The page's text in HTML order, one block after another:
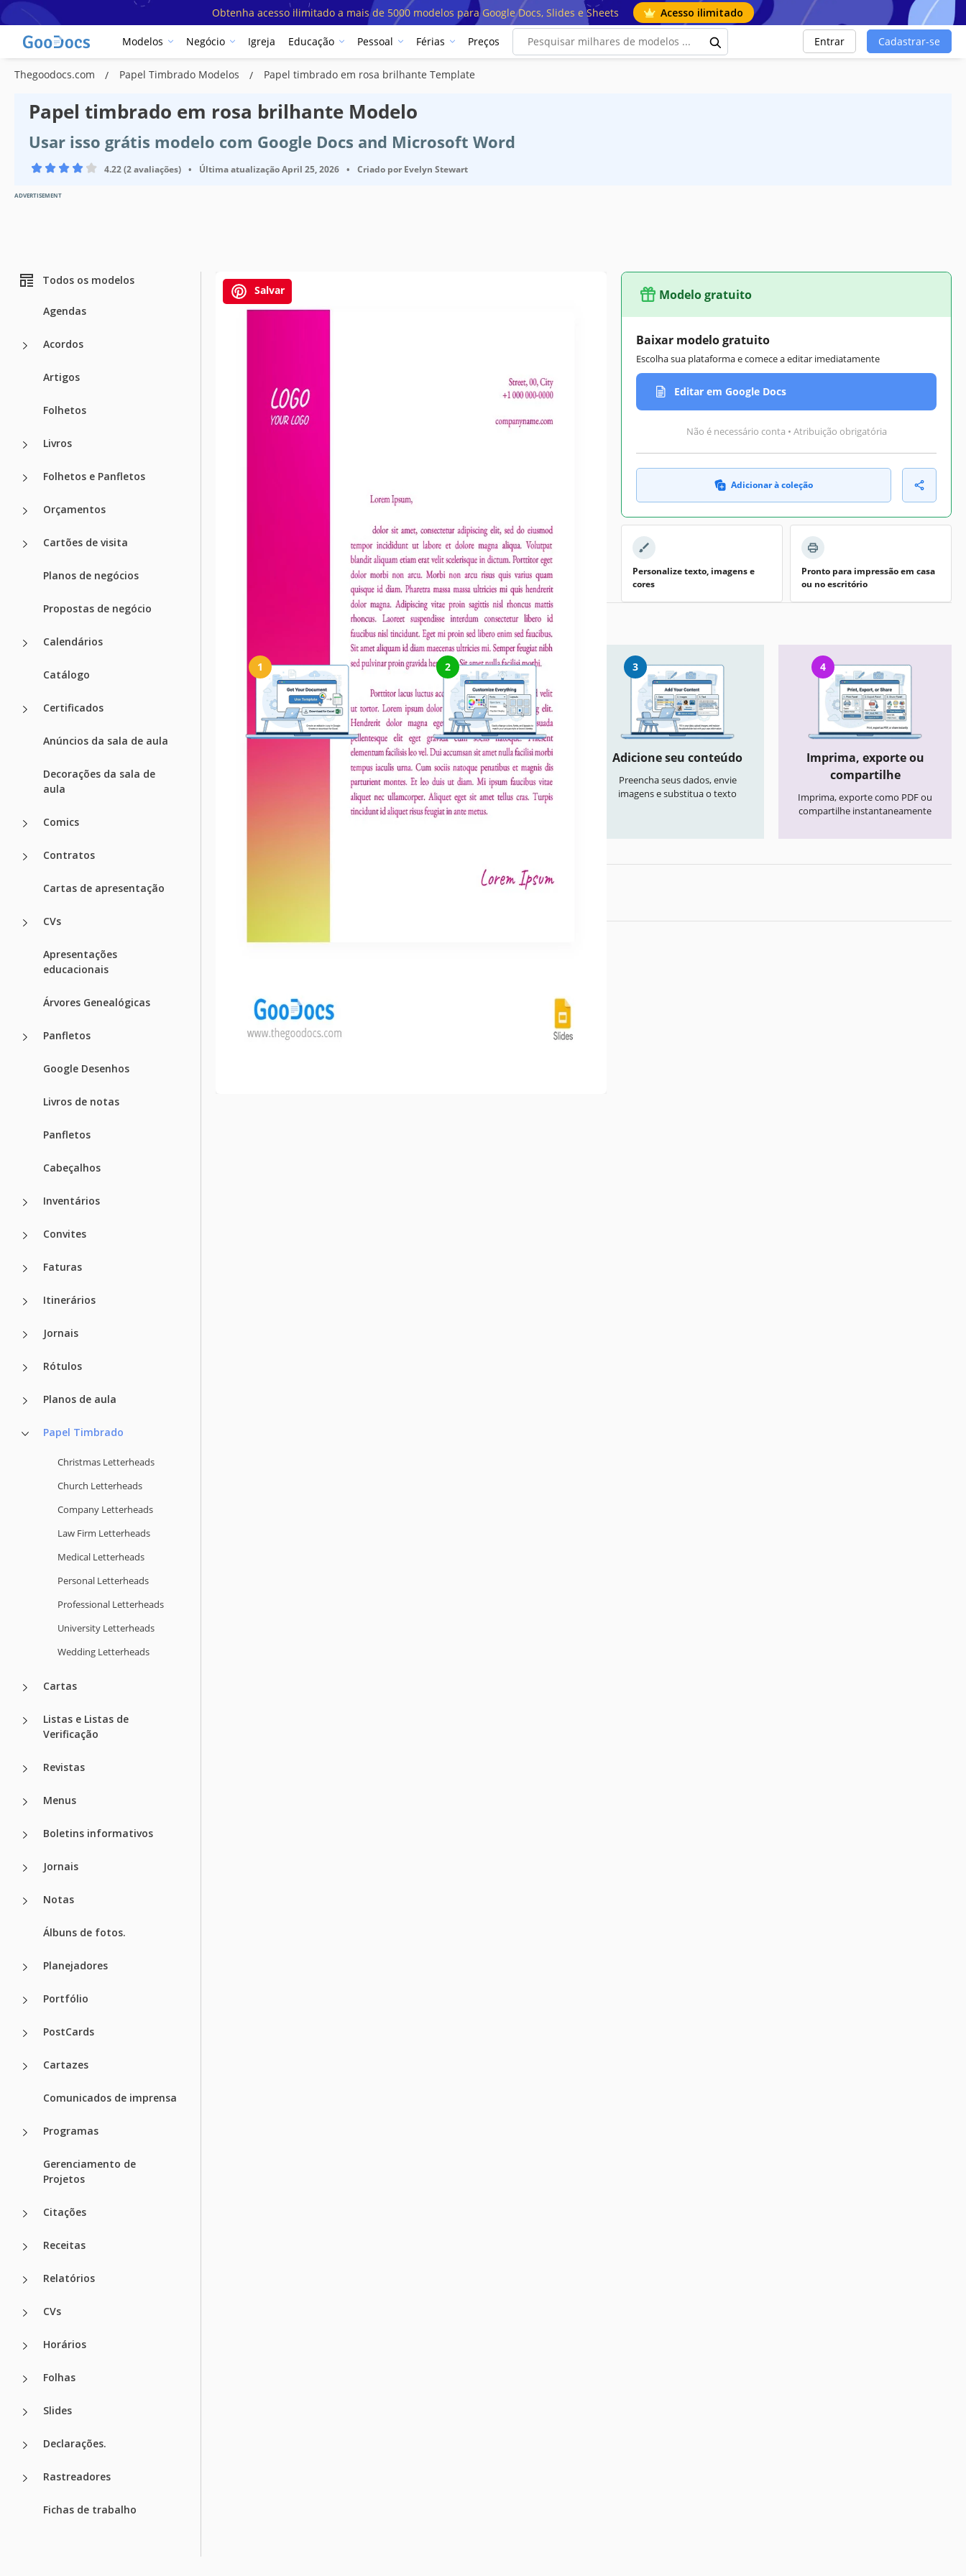
Obtenha acesso ilimitado a mais de 5000 modelos para Google Docs, Slides e Sheets Acesso ilimitado
Modelos Negócio Igreja Educação Pessoal Férias Preços Entrar Cadastrar-se
Thegoodocs.com Papel Timbrado Modelos Papel timbrado em rosa brilhante Template
Papel timbrado em rosa brilhante Modelo
Usar isso grátis modelo com Google Docs and Microsoft Word
4.22 (2 avaliações) • Última atualizaçãoApril 25, 2026 • Criado por Evelyn Stewart
ADVERTISEMENT
Todos os modelos
Agendas
Acordos
Artigos
Folhetos
Livros
Folhetos e Panfletos
Orçamentos
Cartões de visita
Planos de negócios
Propostas de negócio
Calendários
Catálogo
Certificados
Anúncios da sala de aula
Decorações da sala de
aula
Comics
Contratos
Cartas de apresentação
CVs
Apresentações
educacionais
Árvores Genealógicas
Panfletos
Google Desenhos
Livros de notas
Panfletos
Cabeçalhos
Inventários
Convites
Faturas
Itinerários
Jornais
Rótulos
Planos de aula
Papel Timbrado
Christmas Letterheads
Church Letterheads
Company Letterheads
Law Firm Letterheads
Medical Letterheads
Personal Letterheads
Professional Letterheads
University Letterheads
Wedding Letterheads
Cartas
Listas e Listas de
Verificação
Revistas
Menus
Boletins informativos
Jornais
Notas
Álbuns de fotos.
Planejadores
Portfólio
PostCards
Cartazes
Comunicados de imprensa
Programas
Gerenciamento de
Projetos
Citações
Receitas
Relatórios
CVs
Horários
Folhas
Slides
Declarações.
Rastreadores
Fichas de trabalho
Salvar
Especificações do modelo
Última atualização
April 25, 2026
Comunidade
Este é oficialmente o papel timbrado mais rosa brilhante da internet. Você pode
garantir que este design de papel timbrado ajudará você a se destacar entre os
outros candidatos e mostrar que você não tem medo de ser diferente. Expresse
sua criatividade e surpreenda a todos com sua personalidade!
Modelo gratuito
Baixar modelo gratuito
Escolha sua plataforma e comece a editar imediatamente
Editar em Google Docs
Não é necessário conta • Atribuição obrigatória
Adicionar à coleção
Personalize texto, imagens e
cores
Pronto para impressão em casa
ou no escritório
Como usar e editar este modelo
1
Obtenha seu documento
Clique em "Editar modelo" para
criar uma cópia editável no Google
Docs ou baixar para Microsoft
2
Personalize tudo
Altere facilmente cores, fontes e
layouts conforme seu estilo
3
Adicione seu conteúdo
Preencha seus dados, envie
imagens e substitua o texto
4
Imprima, exporte ou
compartilhe
Imprima, exporte como PDF ou
compartilhe instantaneamente
Vistos recentemente